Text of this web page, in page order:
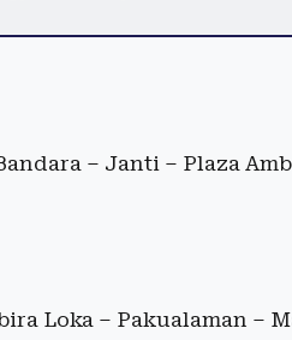
– Janti – Plaza
Loka – Pakualaman –